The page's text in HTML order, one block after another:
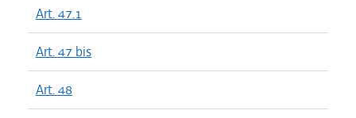
Art. 47.1
Art. 47 bis
Art. 48